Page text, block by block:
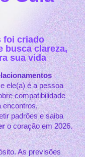
foi criado
busca clareza,
sua vida
ele(a) é a pessoa
compatibilidade
encontros,
padrões e saiba
o coração em 2026.
As previsões